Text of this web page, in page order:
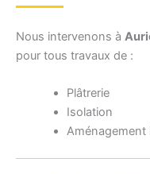
Nous intervenons à
pour tous travaux de :
Plâtrerie
Isolation
Aménagement